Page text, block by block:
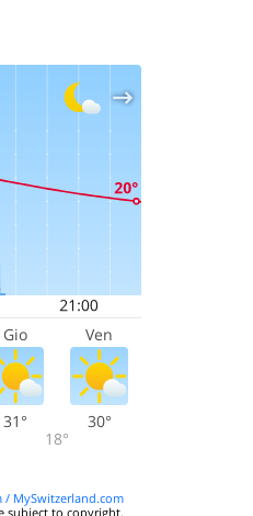
Gio Ven
31°
18°
30°
/ MySwitzerland.com
subject to copyright.